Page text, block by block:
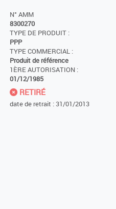
N° AMM
8300270
TYPE DE PRODUIT :
PPP
TYPE COMMERCIAL :
Produit de référence
1ÈRE AUTORISATION :
01/12/1985
RETIRÉ
date de retrait : 31/01/2013